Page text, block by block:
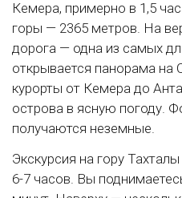
Кемера, примерно в 1,5
горы — 2365 метров. На
дорога — одна из самых
открывается панорама на
курорты от Кемера до
острова в ясную погоду.
получаются неземные.
Экскурсия на гору
6-7 часов. Вы